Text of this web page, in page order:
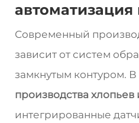
автоматизация
Современный
зависит от систем
замкнутым контуром.
производства хлопьев
интегрированные